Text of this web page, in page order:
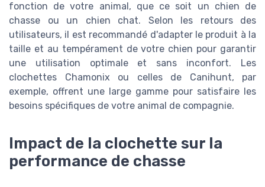
fonction de votre animal, que ce soit un chien de
chasse ou un chien chat. Selon les retours des
utilisateurs, il est recommandé d'adapter le produit à la
taille et au tempérament de votre chien pour garantir
une utilisation optimale et sans inconfort. Les
clochettes Chamonix ou celles de Canihunt, par
exemple, offrent une large gamme pour satisfaire les
besoins spécifiques de votre animal de compagnie.
Impact de la clochette sur la
performance de chasse